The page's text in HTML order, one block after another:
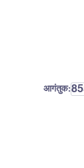
आगंतुक: